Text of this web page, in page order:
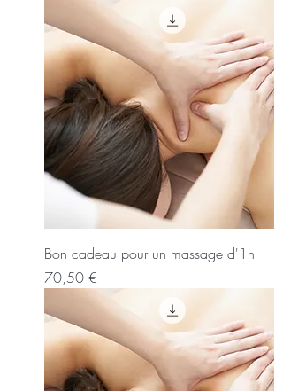
Bon cadeau pour un massage d'1h
Prix
70,50 €